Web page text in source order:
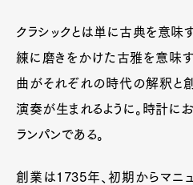
クラシックとは単に古典を意味
練に磨きをかけた古雅を意味す
曲がそれぞれの時代の解釈と
演奏が生まれるように。時計に
ランパンである。
創業は1735年、初期からマニ